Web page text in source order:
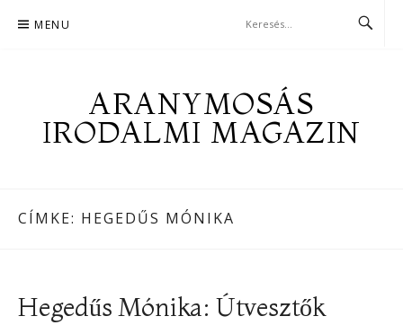
MENU
ARANYMOSÁS
IRODALMI MAGAZIN
CÍMKE: HEGEDŰS MÓNIKA
Hegedűs Mónika: Útvesztők